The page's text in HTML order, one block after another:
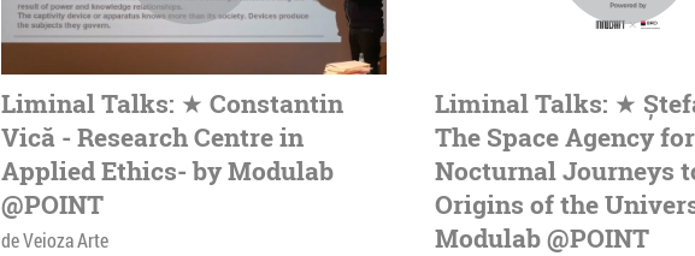
Liminal Talks: ★ Constantin
Vică - Research Centre in
Applied Ethics- by Modulab
@POINT
de Veioza Arte
Liminal Talks: ★
The Space Agency for
Nocturnal Journeys
Origins of the
Modulab @POINT